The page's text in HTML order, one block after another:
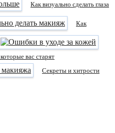
Как визуально сделать глаза
Как
вас старят
Секреты и хитрости